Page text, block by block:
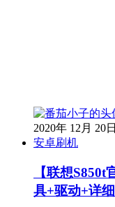
2020年 12月 20日
安卓刷机
【联想
具+驱动+详